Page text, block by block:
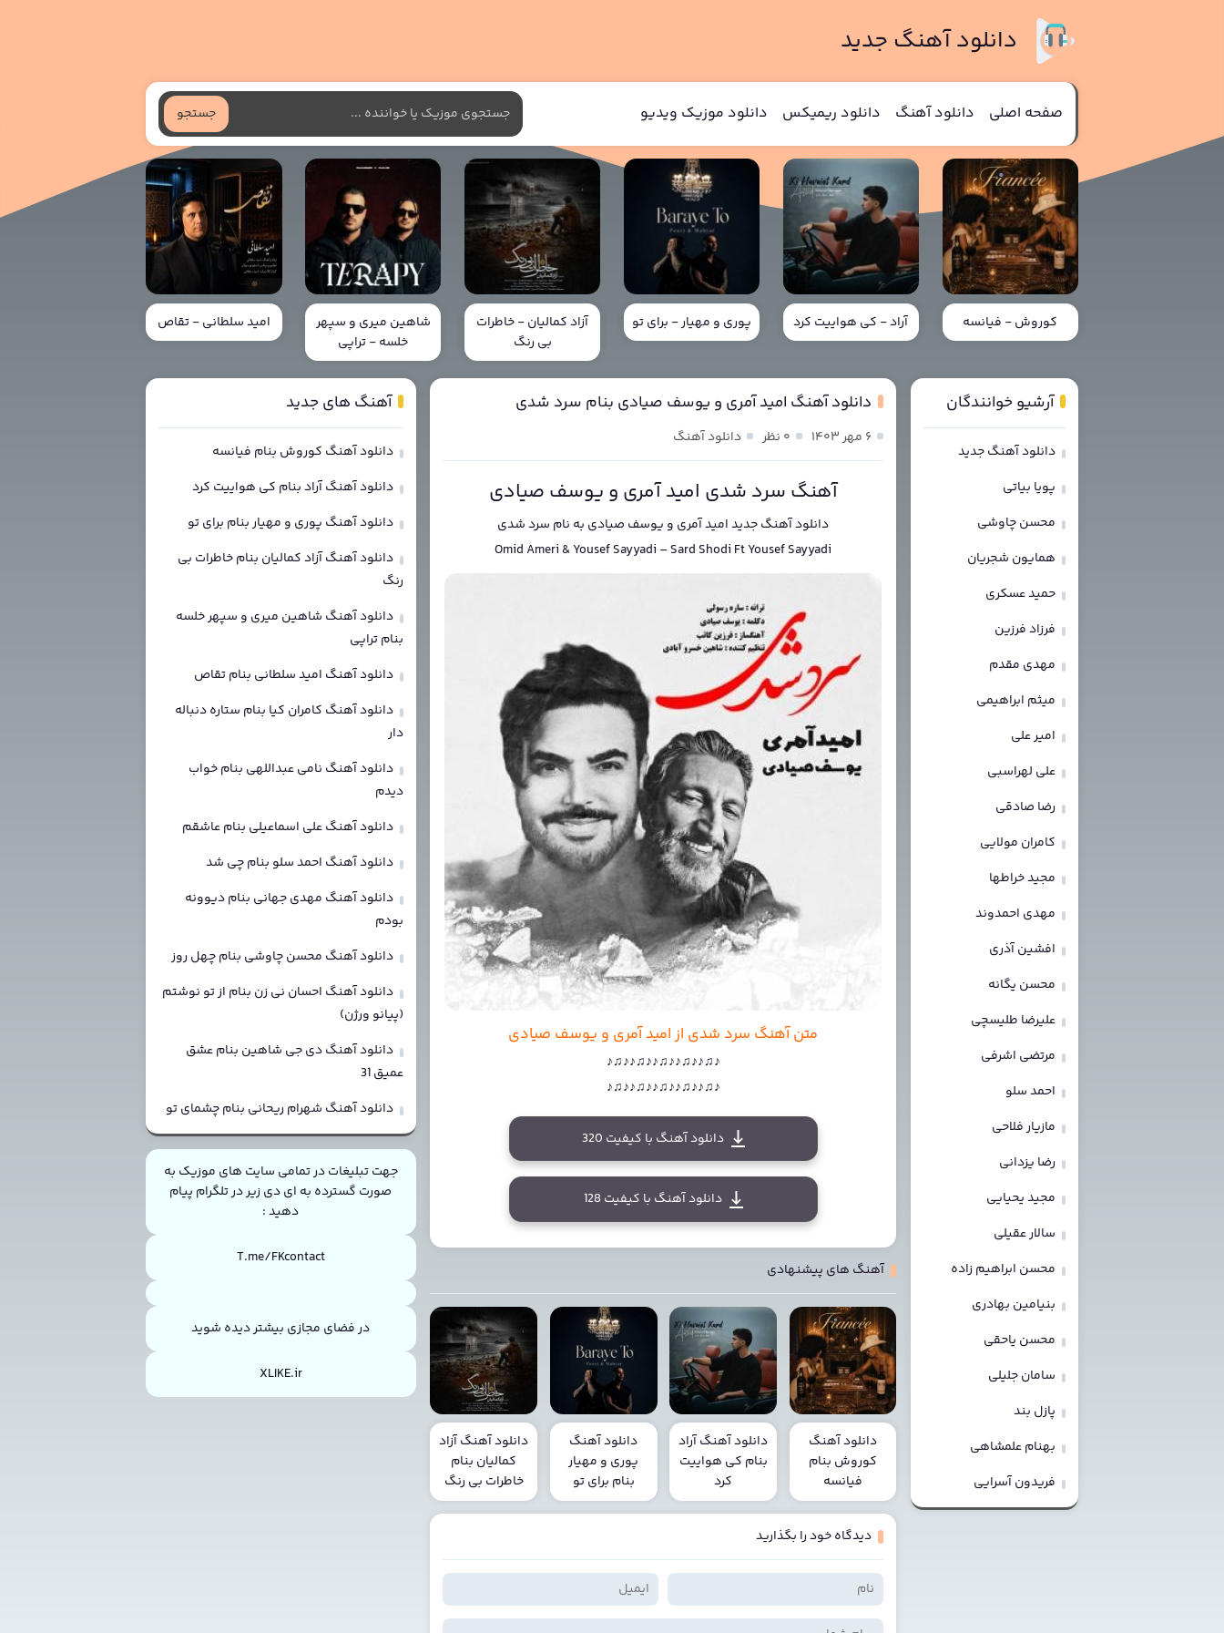
دانلود آهنگ جدید
صفحه اصلی دانلود آهنگ دانلود ریمیکس دانلود موزیک ویدیو جستجو
کوروش - فیانسه آراد - کی هواییت کرد پوری و مهیار - برای تو
آزاد کمالیان - خاطرات
بی رنگ
شاهین میری و سپهر
خلسه - تراپی
امید سلطانی - تقاص
دانلود آهنگ امید آمری و یوسف صیادی بنام سرد شدی
۶ مهر ۱۴۰۳ ۰ نظر دانلود آهنگ
آهنگ سرد شدی امید آمری و یوسف صیادی
دانلود آهنگ جدیدامید آمری و یوسف صیادی به نام سرد شدی
Omid Ameri & Yousef Sayyadi –Sard Shodi Ft Yousef Sayyadi
متن آهنگ سرد شدی از امید آمری و یوسف صیادی
♪♫♪♪♫♪♪♫♪♪♫♪♪♫♪
♪♫♪♪♫♪♪♫♪♪♫♪♪♫♪
دانلود آهنگ با کیفیت 320
دانلود آهنگ با کیفیت 128
آهنگ های پیشنهادی
دانلود آهنگ
کوروش بنام
فیانسه
دانلود آهنگ آراد
بنام کی هواییت
کرد
دانلود آهنگ
پوری و مهیار
بنام برای تو
دانلود آهنگ آزاد
کمالیان بنام
خاطرات بی رنگ
دیدگاه خود را بگذارید
آرشیو خوانندگان
دانلود آهنگ جدید
پویا بیاتی
محسن چاوشی
همایون شجریان
حمید عسکری
فرزاد فرزین
مهدی مقدم
میثم ابراهیمی
امیر علی
علی لهراسبی
رضا صادقی
کامران مولایی
مجید خراطها
مهدی احمدوند
افشین آذری
محسن یگانه
علیرضا طلیسچی
مرتضی اشرفی
احمد سلو
مازیار فلاحی
رضا یزدانی
مجید یحیایی
سالار عقیلی
محسن ابراهیم زاده
بنیامین بهادری
محسن یاحقی
سامان جلیلی
پازل بند
بهنام علمشاهی
فریدون آسرایی
آهنگ های جدید
دانلود آهنگ کوروش بنام فیانسه
دانلود آهنگ آراد بنام کی هواییت کرد
دانلود آهنگ پوری و مهیار بنام برای تو
دانلود آهنگ آزاد کمالیان بنام خاطرات بی
رنگ
دانلود آهنگ شاهین میری و سپهر خلسه
بنام تراپی
دانلود آهنگ امید سلطانی بنام تقاص
دانلود آهنگ کامران کیا بنام ستاره دنباله
دار
دانلود آهنگ نامی عبداللهی بنام خواب
دیدم
دانلود آهنگ علی اسماعیلی بنام عاشقم
دانلود آهنگ احمد سلو بنام چی شد
دانلود آهنگ مهدی جهانی بنام دیوونه
بودم
دانلود آهنگ محسن چاوشی بنام چهل روز
دانلود آهنگ احسان نی زن بنام از تو نوشتم
(پیانو ورژن)
دانلود آهنگ دی جی شاهین بنام عشق
عمیق 31
دانلود آهنگ شهرام ریحانی بنام چشمای تو
جهت تبلیغات در تمامی سایت های موزیک به
صورت گسترده به ای دی زیر در تلگرام پیام
دهید :
T.me/FKcontact
در فضای مجازی بیشتر دیده شوید
XLIKE.ir